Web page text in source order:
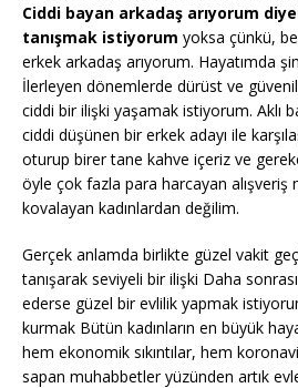
Ciddi bayan arkadaş arıyorum
tanışmak istiyorum yoksa çünkü,
erkek arkadaş arıyorum. Hayatımda
İlerleyen dönemlerde dürüst ve
ciddi bir ilişki yaşamak istiyorum. Aklı
ciddi düşünen bir erkek adayı ile
oturup birer tane kahve içeriz ve
öyle çok fazla para harcayan alışveriş
kovalayan kadınlardan değilim.
Gerçek anlamda birlikte güzel vakit
tanışarak seviyeli bir ilişki Daha
ederse güzel bir evlilik yapmak
kurmak Bütün kadınların en büyük
hem ekonomik sıkıntılar, hem
sapan muhabbetler yüzünden artık